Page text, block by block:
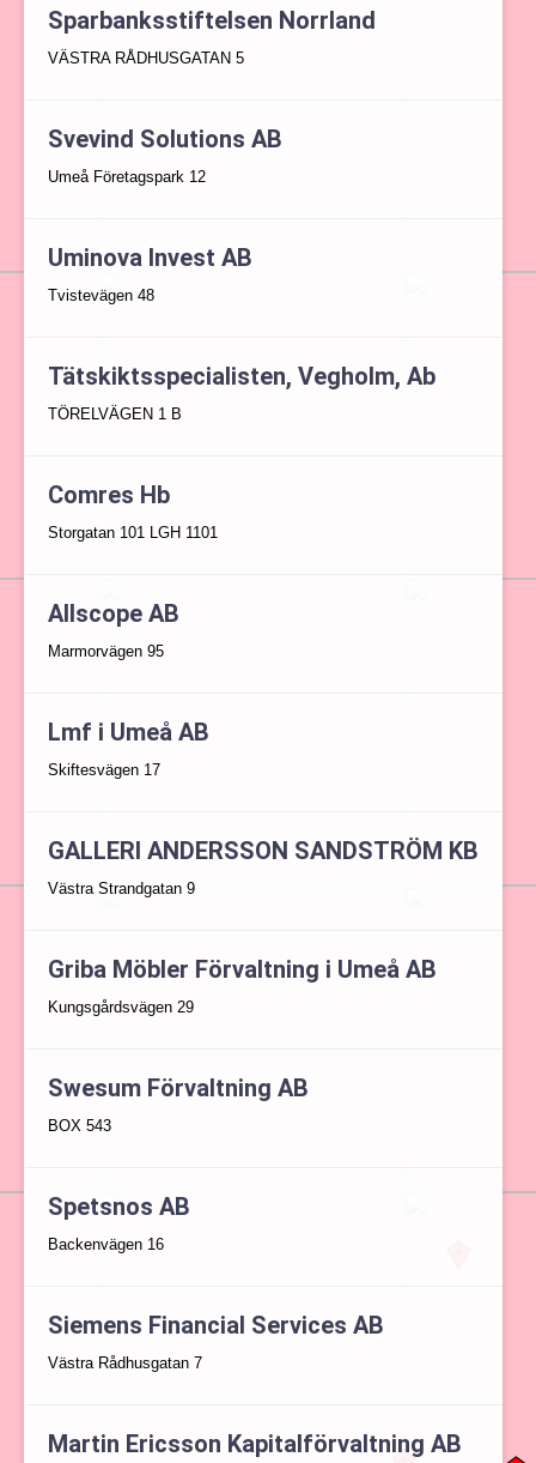
Sparbanksstiftelsen Norrland
VÄSTRA RÅDHUSGATAN 5
Svevind Solutions AB
Umeå Företagspark 12
Uminova Invest AB
Tvistevägen 48
Tätskiktsspecialisten, Vegholm, Ab
TÖRELVÄGEN 1 B
Comres Hb
Storgatan 101 LGH 1101
Allscope AB
Marmorvägen 95
Lmf i Umeå AB
Skiftesvägen 17
GALLERI ANDERSSON SANDSTRÖM KB
Västra Strandgatan 9
Griba Möbler Förvaltning i Umeå AB
Kungsgårdsvägen 29
Swesum Förvaltning AB
BOX 543
Spetsnos AB
Backenvägen 16
Siemens Financial Services AB
Västra Rådhusgatan 7
Martin Ericsson Kapitalförvaltning AB